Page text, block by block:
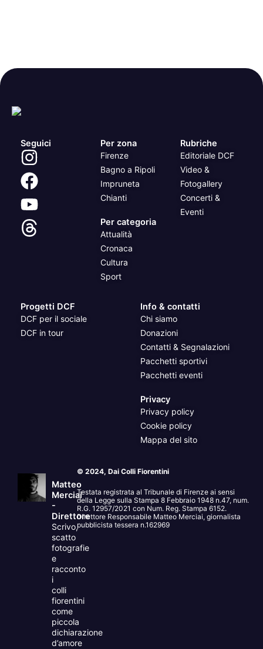
Seguici Per zona
Firenze
Bagno a Ripoli
Impruneta
Chianti
Per categoria
Attualità
Cronaca
Cultura
Sport
Rubriche
Editoriale DCF
Video &
Fotogallery
Concerti &
Eventi
Progetti DCF
DCF per il sociale
DCF in tour
Info & contatti
Chi siamo
Donazioni
Contatti & Segnalazioni
Pacchetti sportivi
Pacchetti eventi
Privacy
Privacy policy
Cookie policy
Mappa del sito
Matteo
Merciai
-
Direttore
Scrivo,
scatto
fotografie
e
racconto
i
colli
fiorentini
come
piccola
dichiarazione
d’amore
© 2024, Dai Colli Fiorentini
Testata registrata al Tribunale di Firenze ai sensi
della Legge sulla Stampa 8 Febbraio 1948 n.47, num.
R.G. 12957/2021 con Num. Reg. Stampa 6152.
Direttore Responsabile Matteo Merciai, giornalista
pubblicista tessera n.162969